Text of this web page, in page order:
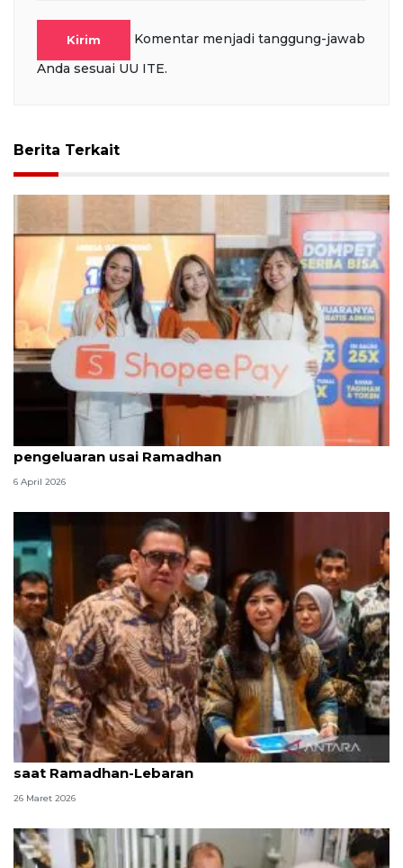
Kirim
Komentar menjadi tanggung-jawab
Anda sesuai UU ITE.
Berita Terkait
ShopeePay hadirkan promo hemat bantu atur
pengeluaran usai Ramadhan
6 April 2026
DPR apresiasi Komdigi sukses jaga telekomunikasi
saat Ramadhan-Lebaran
26 Maret 2026